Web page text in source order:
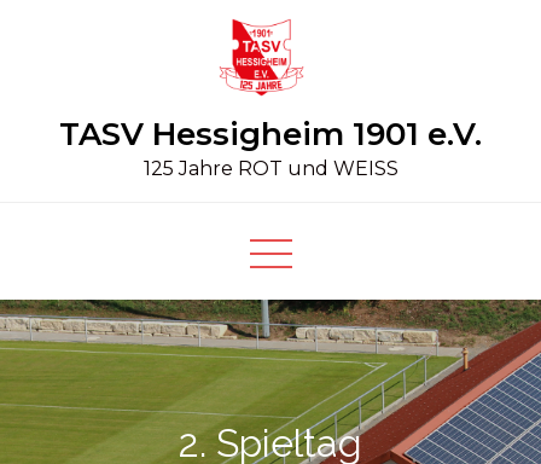
TASV Hessigheim 1901 e.V.
125 Jahre ROT und WEISS
2. Spieltag